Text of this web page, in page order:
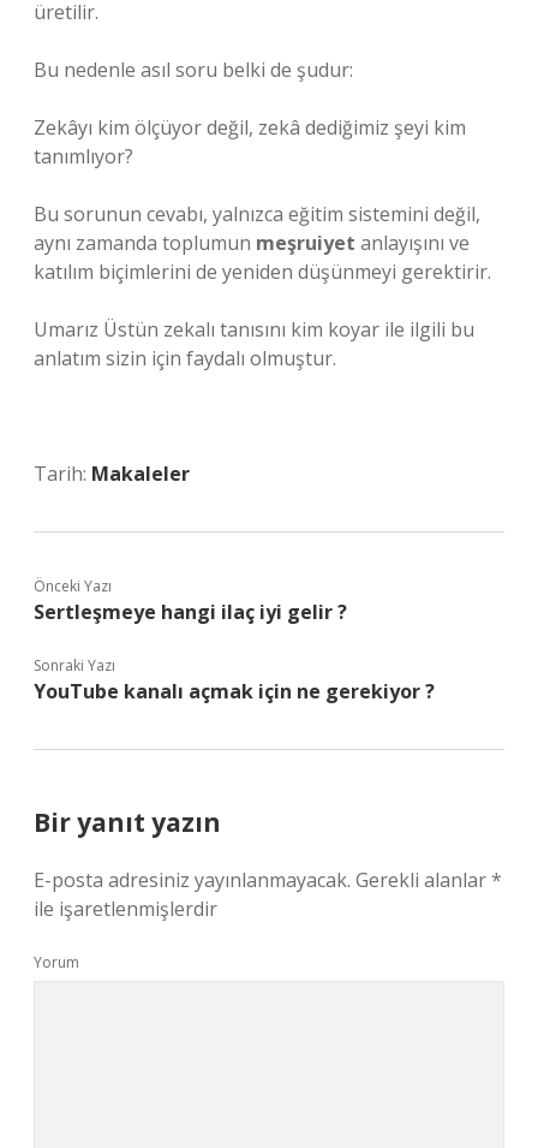
üretilir.
Bu nedenle asıl soru belki de şudur:
Zekâyı kim ölçüyor değil, zekâ dediğimiz şeyi kim
tanımlıyor?
Bu sorunun cevabı, yalnızca eğitim sistemini değil,
aynı zamanda toplumun meşruiyet anlayışını ve
katılım biçimlerini de yeniden düşünmeyi gerektirir.
Umarız Üstün zekalı tanısını kim koyar ile ilgili bu
anlatım sizin için faydalı olmuştur.
Tarih: Makaleler
Önceki Yazı
Sertleşmeye hangi ilaç iyi gelir ?
Sonraki Yazı
YouTube kanalı açmak için ne gerekiyor ?
Bir yanıt yazın
E-posta adresiniz yayınlanmayacak. Gerekli alanlar*
ile işaretlenmişlerdir
Yorum